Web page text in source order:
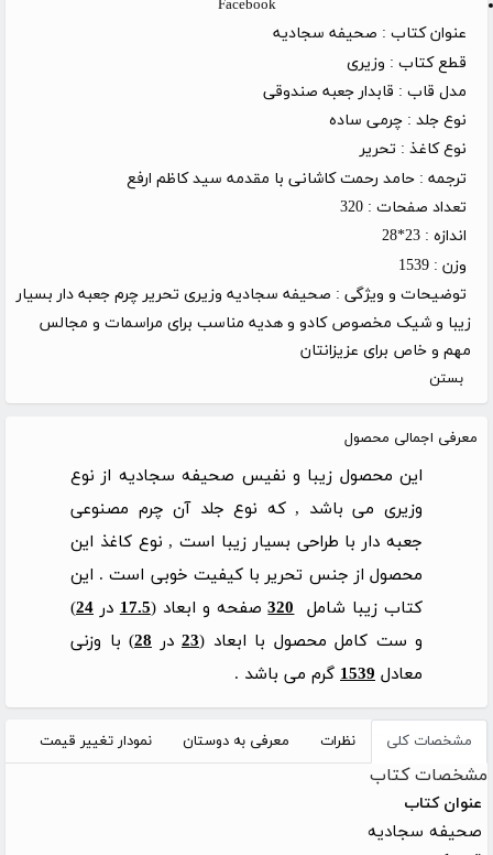
Facebook
عنوان کتاب : صحیفه سجادیه
قطع کتاب : وزیری
مدل قاب : قابدار جعبه صندوقی
نوع جلد : چرمی ساده
نوع کاغذ : تحریر
ترجمه : حامد رحمت کاشانی با مقدمه سید کاظم ارفع
تعداد صفحات : 320
اندازه : 23*28
وزن : 1539
توضیحات و ویژگی : صحیفه سجادیه وزیری تحریر چرم جعبه دار بسیار
زیبا و شیک مخصوص کادو و هدیه مناسب برای مراسمات و مجالس
مهم و خاص برای عزیزانتان
بستن
معرفی اجمالی محصول
این محصول زیبا و نفیس صحیفه سجادیه از نوع
وزیری می باشد , که نوع جلد آن چرم مصنوعی
جعبه دار با طراحی بسیار زیبا است , نوع کاغذ این
محصول از جنس تحریر با کیفیت خوبی است . این
کتاب زیبا شامل320صفحه و ابعاد (17.5در 24
)
و ست کامل محصول با ابعاد (23 در 28) با وزنی
معادل 1539 گرم می باشد .
مشخصات کلی نظرات معرفی به دوستان نمودار تغییر قیمت
مشخصات کتاب
عنوان کتاب
صحیفه سجادیه